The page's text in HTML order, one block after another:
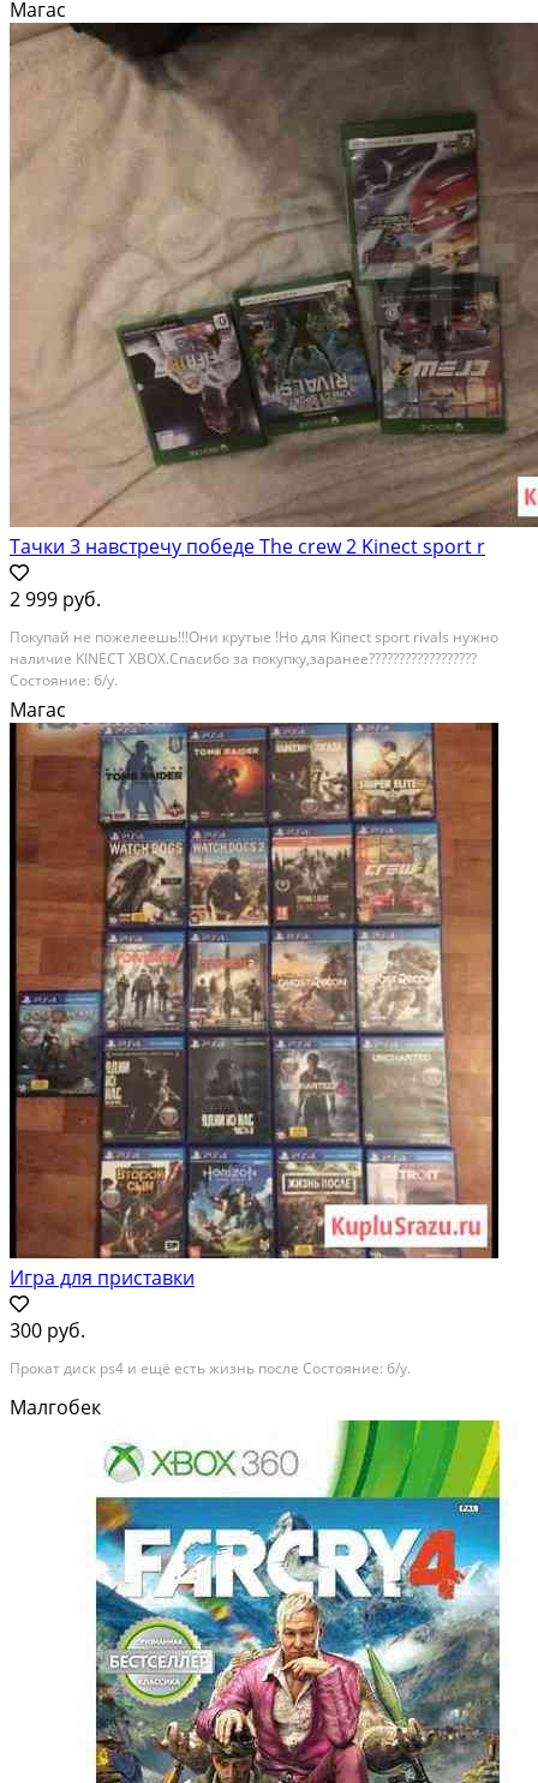
Магас
Тачки 3 навстречу победе The crew 2 Kinect sport r
2 999 руб.
Покупай не пожелеешь!!!Они крутые !Но для Kinect sport rivals нужно
наличие KINECT XBOX.Спасибо за покупку,заранее??????????????????
Состояние: б/у.
Магас
Игра для приставки
300 руб.
Прокат диск ps4 и ещё есть жизнь после Состояние: б/у.
Малгобек